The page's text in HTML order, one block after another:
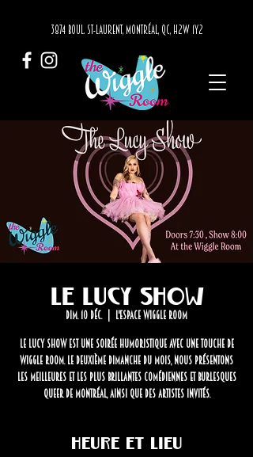
3874 BOUL. ST-LAURENT, MONTRÉAL, QC, H2W 1Y2
Le Lucy Show
dim. 10 déc.
  |
L'Espace Wiggle Room
Le Lucy Show est une soirée humoristique avec une touche de
Wiggle Room. Le deuxième dimanche du mois, nous présentons
les meilleures et les plus brillantes comédiennes et burlesques
queer de Montréal, ainsi que des artistes invités.
Heure et lieu